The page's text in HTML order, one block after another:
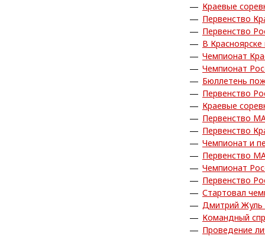
Краевые
Первенство
Первенство
В
Чемпионат
Чемпионат
Бюллетень
Первенство
Краевые
Первенство
Первенство
Чемпионат и
Первенство
Чемпионат
Первенство
Стартовал
Дмитрий Жуль
Командный
Проведение